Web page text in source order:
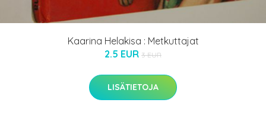
Kaarina Helakisa : Metkuttajat
2.5 EUR 3 EUR
LISÄTIETOJA